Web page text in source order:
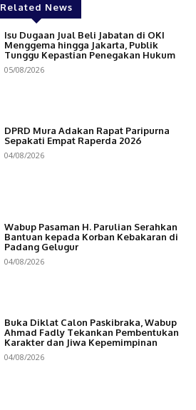
Related News
Isu Dugaan Jual Beli Jabatan di OKI
Menggema hingga Jakarta, Publik
Tunggu Kepastian Penegakan Hukum
05/08/2026
DPRD Mura Adakan Rapat Paripurna
Sepakati Empat Raperda 2026
04/08/2026
Wabup Pasaman H. Parulian Serahkan
Bantuan kepada Korban Kebakaran di
Padang Gelugur
04/08/2026
Buka Diklat Calon Paskibraka, Wabup
Ahmad Fadly Tekankan Pembentukan
Karakter dan Jiwa Kepemimpinan
04/08/2026